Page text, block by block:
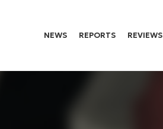
NEWS REPORTS REVIEWS